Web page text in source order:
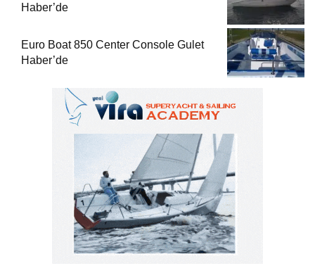
Haber’de
Euro Boat 850 Center Console Gulet
Haber’de